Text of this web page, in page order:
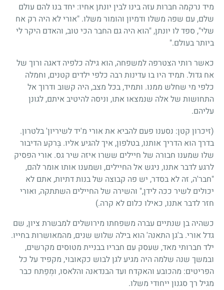
מיד נרקמה חברות עזה בינו לבין יונתן אחיו: יחד בנו להם עולם
שלם, עם שפה משלו ודמיון והומור משלו. "אורי לא היה רק אח
שלי", ספד לו יונתן, "הוא היה גם החבר הכי טוב, והאדם היקר לי
ביותר בעולם."
כאשר רותי הצטרפה למשפחה, הוא גילה כלפיה דאגה ורוך של
אח גדול. תמיד היו בו עדינות רבה כלפי ילדים קטנים, וחמלה
כלפי מי שחלש ממנו. ותמיד, בכל מצב, היה קשוב ודרוך אל
התחושות של אלה שנמצאו אתו, וניסה להיטיב איתם, לגונן
עליהם.
(זיכרון קטן: נסענו פעם להביא את אורי מ'יד לשיריון' בלטרון.
בדרך הוא הדריך אותנו, בטלפון, איך להגיע אליו. בְּרקע הדיבור
שלו שמענו חבורה של חיילים ששרו איזה שיר גס. אורי הפסיק
לרגע לדבר אתנו, ניגש אל החיילים, ושמענו אותו אומר להם,
"חבר'ה, זה לא בסדר, יש פה קבוצה של בנות דתיות, אתם לא
יכולים לשיר ככה לידן," והשירה של החיילים השתתקה, ואורי
חזר לדבר אתנו, כאילו כלום לא קרה.)
כשהיה בן שנתיים עברה משפחתו מירושלים למבשרת ציון, שם
גדל אורי. ב'גן התאנה' הוא בילה שלוש שנים, מהמאושרות בחייו.
ילד חברותי מאד, שעסק עם חבריו בבניית מטוסים מקרשים,
ובמשך שנה שלמה היה מגיע לגן לבוש כקאובוי, מקפיד על כל
הפריטים: מהכובע והאקדח ועד הבנדאנה והלאסו, ומְפַתח כבר
מגיל רך סגנון ייחודי משלו.